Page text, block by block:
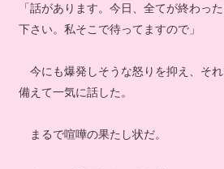
「話があります。今日、全てが終わっ
下さい。私そこで待ってますので」
今にも爆発しそうな怒りを抑え、そ
備えて一気に話した。
まるで喧嘩の果たし状だ。